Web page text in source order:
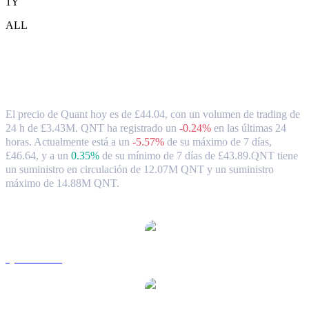
ALL
El precio de Quant hoy es de £44.04, con un volumen de trading de
24 h de £3.43M. QNT ha registrado un -0.24% en las últimas 24
horas. Actualmente está a un -5.57% de su máximo de 7 días,
£46.64, y a un 0.35% de su mínimo de 7 días de £43.89.QNT tiene
un suministro en circulación de 12.07M QNT y un suministro
máximo de 14.88M QNT.